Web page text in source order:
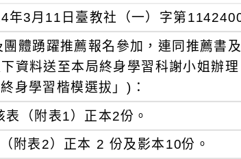
年3月11日臺教社（一）字第
體踴躍推薦報名參加，連同推薦書
資料送至本局終身學習科謝小姐辦
身學習楷模選拔」)：
表（附表1）正本2份。
附表2）正本 2 份及影本10份。